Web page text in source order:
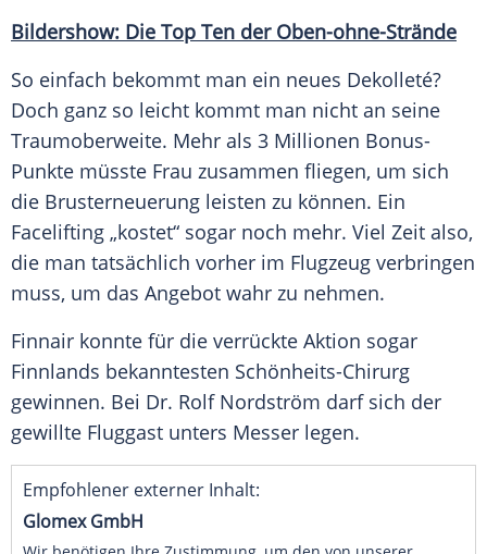
Bildershow: Die Top Ten der Oben-ohne-Strände
So einfach bekommt man ein neues Dekolleté?
Doch ganz so leicht kommt man nicht an seine
Traumoberweite. Mehr als 3 Millionen Bonus-
Punkte müsste Frau zusammen fliegen, um sich
die Brusterneuerung leisten zu können. Ein
Facelifting „kostet“ sogar noch mehr. Viel Zeit also,
die man tatsächlich vorher im Flugzeug verbringen
muss, um das Angebot wahr zu nehmen.
Finnair konnte für die verrückte Aktion sogar
Finnlands bekanntesten Schönheits-Chirurg
gewinnen. Bei Dr. Rolf Nordström darf sich der
gewillte Fluggast unters Messer legen.
Empfohlener externer Inhalt:
Glomex GmbH